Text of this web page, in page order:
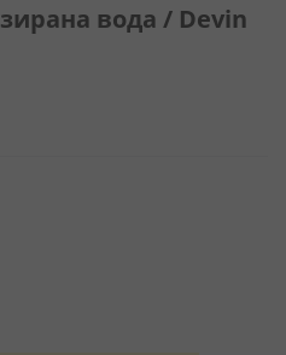
вода / Devin